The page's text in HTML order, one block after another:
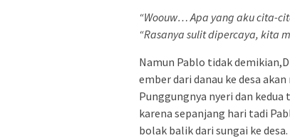
“Woouw… Apa yang aku cita-
“Rasanya sulit dipercaya, kita
Namun Pablo tidak
ember dari danau ke desa
Punggungnya nyeri dan
karena sepanjang hari tadi
bolak balik dari sungai ke